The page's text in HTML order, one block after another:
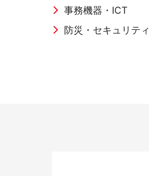
事務機器・ICT
防災・セキュリティ